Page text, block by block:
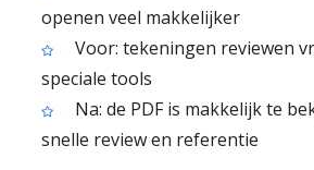
openen veel makkelijker
Voor: tekeningen reviewen
speciale tools
Na: de PDF is makkelijk te
snelle review en referentie